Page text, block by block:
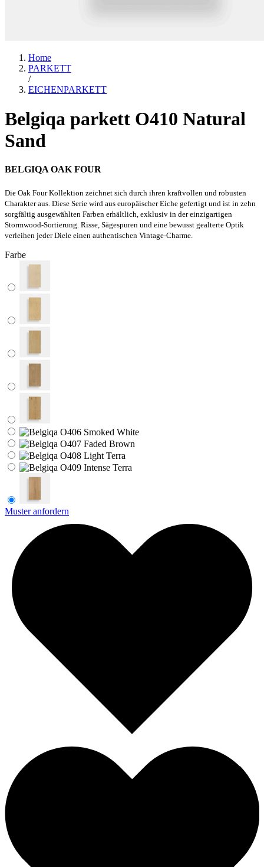
Home
PARKETT
/
EICHENPARKETT
Belgiqa parkett O410 Natural
Sand
BELGIQA OAK FOUR
Die Oak Four Kollektion zeichnet sich durch ihren kraftvollen und robusten
Charakter aus. Diese Serie wird aus europäischer Eiche gefertigt und ist in zehn
sorgfältig ausgewählten Farben erhältlich, exklusiv in der einzigartigen
Stormwood-Sortierung. Risse, Sägespuren und eine bewusst gealterte Optik
verleihen jeder Diele einen authentischen Vintage-Charme.
Farbe
Muster anfordern